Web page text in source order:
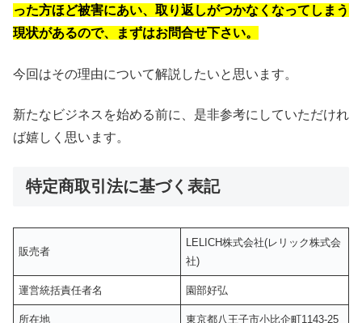
った方ほど被害にあい、取り返しがつかなくなってしまう
現状があるので、まずはお問合せ下さい。
今回はその理由について解説したいと思います。
新たなビジネスを始める前に、是非参考にしていただけれ
ば嬉しく思います。
特定商取引法に基づく表記
販売者
LELICH株式会社(レリック株式会
社)
運営統括責任者名 園部好弘
所在地 東京都八王子市小比企町1143-25